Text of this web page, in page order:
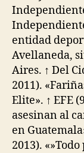
entidad
Avellaneda,
Aires. ↑ Del
2011).
Elite». ↑ EFE
asesinan al
en
2013).